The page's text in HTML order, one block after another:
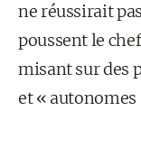
ne réussirait
poussent le
misant sur des
et « autonomes